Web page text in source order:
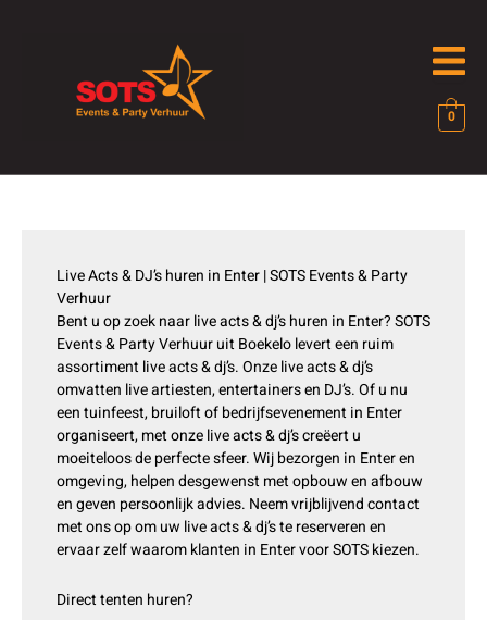
0
Live Acts & DJ’s huren in Enter | SOTS Events & Party
Verhuur
Bent u op zoek naar live acts & dj’s huren in Enter? SOTS
Events & Party Verhuur uit Boekelo levert een ruim
assortiment live acts & dj’s. Onze live acts & dj’s
omvatten live artiesten, entertainers en DJ’s. Of u nu
een tuinfeest, bruiloft of bedrijfsevenement in Enter
organiseert, met onze live acts & dj’s creëert u
moeiteloos de perfecte sfeer. Wij bezorgen in Enter en
omgeving, helpen desgewenst met opbouw en afbouw
en geven persoonlijk advies. Neem vrijblijvend contact
met ons op om uw live acts & dj’s te reserveren en
ervaar zelf waarom klanten in Enter voor SOTS kiezen.
Direct tenten huren?